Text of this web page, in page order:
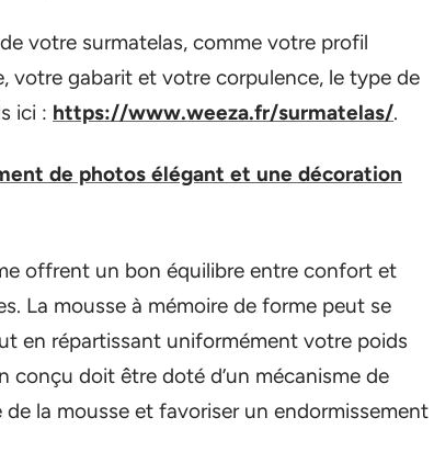
votre surmatelas, comme votre profil
votre gabarit et votre corpulence, le type de
ici : https://www.weeza.fr/surmatelas/.
de photos élégant et une décoration
offrent un bon équilibre entre confort et
La mousse à mémoire de forme peut se
en répartissant uniformément votre poids
conçu doit être doté d’un mécanisme de
la mousse et favoriser un endormissement